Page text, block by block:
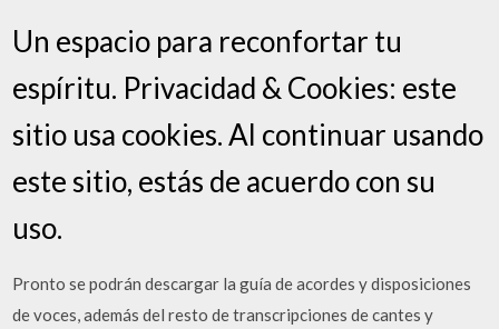
Un espacio para reconfortar tu
espíritu. Privacidad & Cookies: este
sitio usa cookies. Al continuar usando
este sitio, estás de acuerdo con su
uso.
Pronto se podrán descargar la guía de acordes y disposiciones
de voces, además del resto de transcripciones de cantes y